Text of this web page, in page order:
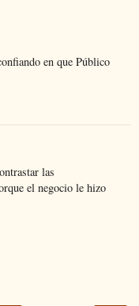
en que Público
las
el negocio le hizo